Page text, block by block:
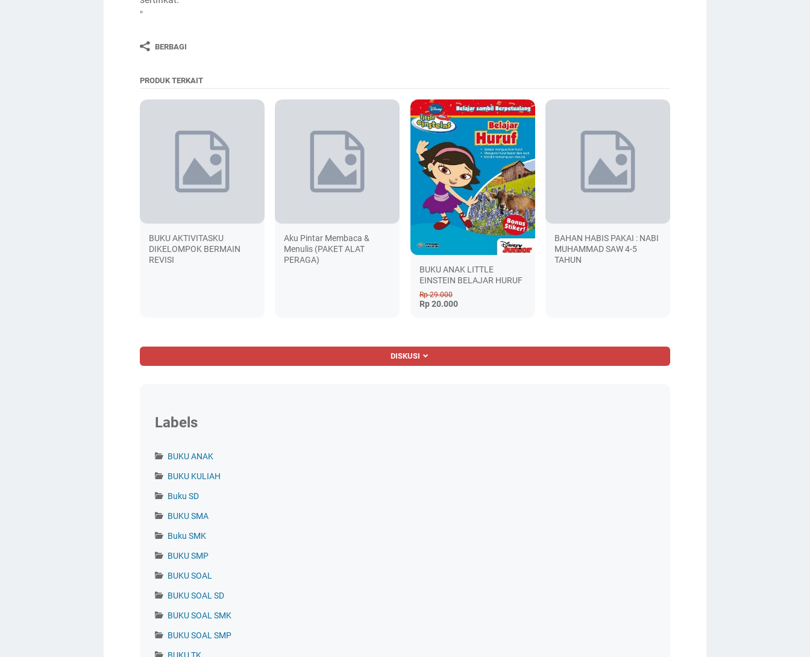
"
BERBAGI
PRODUK TERKAIT
BUKU AKTIVITASKU
DIKELOMPOK BERMAIN
REVISI
Aku Pintar Membaca &
Menulis (PAKET ALAT
PERAGA)
BUKU ANAK LITTLE
EINSTEIN BELAJAR HURUF
Rp 29.000
Rp 20.000
BAHAN HABIS PAKAI : NABI
MUHAMMAD SAW 4-5
TAHUN
DISKUSI
Labels
BUKU ANAK
BUKU KULIAH
Buku SD
BUKU SMA
Buku SMK
BUKU SMP
BUKU SOAL
BUKU SOAL SD
BUKU SOAL SMK
BUKU SOAL SMP
BUKU TK